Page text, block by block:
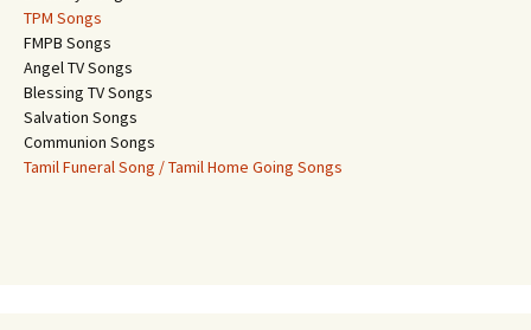
TPM Songs
FMPB Songs
Angel TV Songs
Blessing TV Songs
Salvation Songs
Communion Songs
Tamil Funeral Song / Tamil Home Going Songs